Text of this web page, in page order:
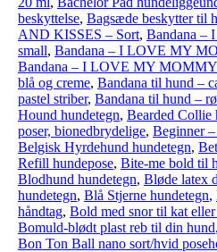
beskyttelse, Bagsæde beskytter til
AND KISSES – Sort, Bandana
small, Bandana – I LOVE MY
Bandana – I LOVE MY
blå og creme, Bandana til hund –
pastel striber, Bandana til hund –
Hound hundetegn, Bearded Collie
poser, bionedbrydelige, Beginner
Belgisk Hyrdehund hundetegn,
Refill hundepose, Bite-me bold til
Blodhund hundetegn, Bløde latex
hundetegn, Blå Stjerne hundetegn,
håndtag, Bold med snor til kat
Bomuld-blødt plast reb til din hund,
Bon Ton Ball nano sort/hvid